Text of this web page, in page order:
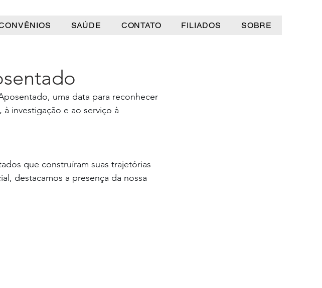
SAÚDE CONTATO FILIADOS SOBRE
uma data para reconhecer
investigação e ao serviço à
que construíram suas trajetórias
destacamos a presença da nossa